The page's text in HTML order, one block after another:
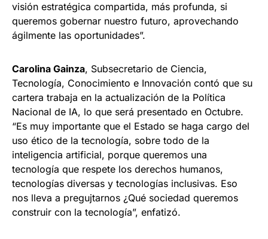
visión estratégica compartida, más profunda, si
queremos gobernar nuestro futuro, aprovechando
ágilmente las oportunidades”.
Carolina Gainza, Subsecretario de Ciencia,
Tecnología, Conocimiento e Innovación contó que su
cartera trabaja en la actualización de la Política
Nacional de IA, lo que será presentado en Octubre.
“Es muy importante que el Estado se haga cargo del
uso ético de la tecnología, sobre todo de la
inteligencia artificial, porque queremos una
tecnología que respete los derechos humanos,
tecnologías diversas y tecnologías inclusivas. Eso
nos lleva a pregujtarnos ¿Qué sociedad queremos
construir con la tecnología”, enfatizó.